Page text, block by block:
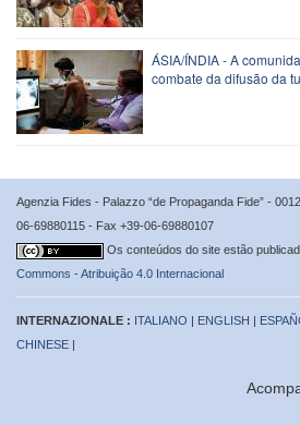
ÁSIA/ÍNDIA - A
combate da difusão da
Agenzia Fides - Palazzo “de Propaganda Fide” -
06-69880115 - Fax +39-06-69880107
Os conteúdos do site estão
Commons - Atribuição 4.0 Internacional
INTERNAZIONALE : ITALIANO | ENGLISH |
CHINESE |